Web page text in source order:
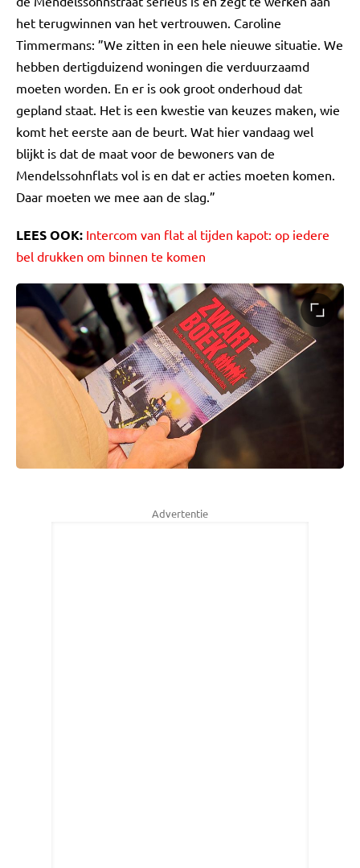
het terugwinnen van het vertrouwen. Caroline
Timmermans: ”We zitten in een hele nieuwe situatie. We
hebben dertigduizend woningen die verduurzaamd
moeten worden. En er is ook groot onderhoud dat
gepland staat. Het is een kwestie van keuzes maken, wie
komt het eerste aan de beurt. Wat hier vandaag wel
blijkt is dat de maat voor de bewoners van de
Mendelssohnflats vol is en dat er acties moeten komen.
Daar moeten we mee aan de slag.”
LEES OOK: Intercom van flat al tijden kapot: op iedere
bel drukken om binnen te komen
Advertentie